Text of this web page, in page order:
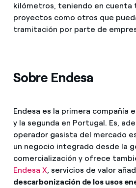
kilómetros, teniendo en cuenta
proyectos como otros que
tramitación por parte de
Sobre Endesa
Endesa es la primera compañía
y la segunda en Portugal. Es,
operador gasista del mercado
un negocio integrado desde la
comercialización y ofrece
Endesa X, servicios de valor
descarbonización de los usos